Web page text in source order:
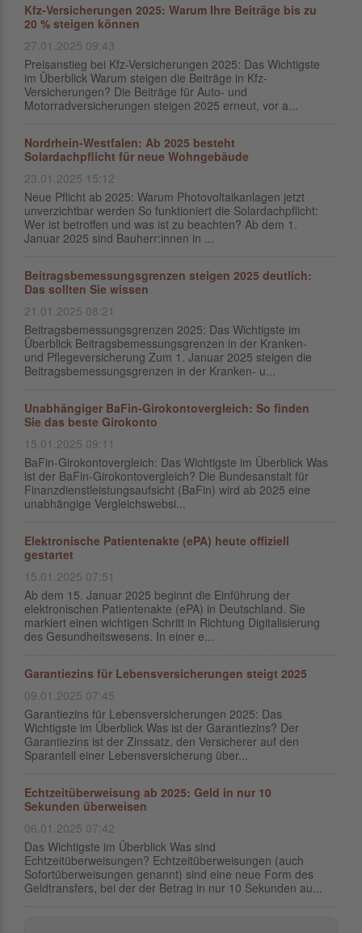
Kfz-Versicherungen 2025: Warum Ihre Beiträge bis zu
20 % steigen können
27.01.2025 09:43
Preisanstieg bei Kfz-Versicherungen 2025: Das Wichtigste
im Überblick Warum steigen die Beiträge in Kfz-
Versicherungen? Die Beiträge für Auto- und
Motorradversicherungen steigen 2025 erneut, vor a...
Nordrhein-Westfalen: Ab 2025 besteht
Solardachpflicht für neue Wohngebäude
23.01.2025 15:12
Neue Pflicht ab 2025: Warum Photovoltaikanlagen jetzt
unverzichtbar werden So funktioniert die Solardachpflicht:
Wer ist betroffen und was ist zu beachten? Ab dem 1.
Januar 2025 sind Bauherr:innen in ...
Beitragsbemessungsgrenzen steigen 2025 deutlich:
Das sollten Sie wissen
21.01.2025 08:21
Beitragsbemessungsgrenzen 2025: Das Wichtigste im
Überblick Beitragsbemessungsgrenzen in der Kranken-
und Pflegeversicherung Zum 1. Januar 2025 steigen die
Beitragsbemessungsgrenzen in der Kranken- u...
Unabhängiger BaFin-Girokontovergleich: So finden
Sie das beste Girokonto
15.01.2025 09:11
BaFin-Girokontovergleich: Das Wichtigste im Überblick Was
ist der BaFin-Girokontovergleich? Die Bundesanstalt für
Finanzdienstleistungsaufsicht (BaFin) wird ab 2025 eine
unabhängige Vergleichswebsi...
Elektronische Patientenakte (ePA) heute offiziell
gestartet
15.01.2025 07:51
Ab dem 15. Januar 2025 beginnt die Einführung der
elektronischen Patientenakte (ePA) in Deutschland. Sie
markiert einen wichtigen Schritt in Richtung Digitalisierung
des Gesundheitswesens. In einer e...
Garantiezins für Lebensversicherungen steigt 2025
09.01.2025 07:45
Garantiezins für Lebensversicherungen 2025: Das
Wichtigste im Überblick Was ist der Garantiezins? Der
Garantiezins ist der Zinssatz, den Versicherer auf den
Sparanteil einer Lebensversicherung über...
Echtzeitüberweisung ab 2025: Geld in nur 10
Sekunden überweisen
06.01.2025 07:42
Das Wichtigste im Überblick Was sind
Echtzeitüberweisungen? Echtzeitüberweisungen (auch
Sofortüberweisungen genannt) sind eine neue Form des
Geldtransfers, bei der der Betrag in nur 10 Sekunden au...